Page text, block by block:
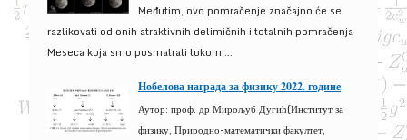
Međutim, ovo pomračenje značajno će se
razlikovati od onih atraktivnih delimičnih i totalnih pomračenja
Meseca koja smo posmatrali tokom ...
Нобелова награда за физику 2022. године
Аутор: проф. др Мирољуб Дугић(Институт за
физику, Природно-математички факултет,